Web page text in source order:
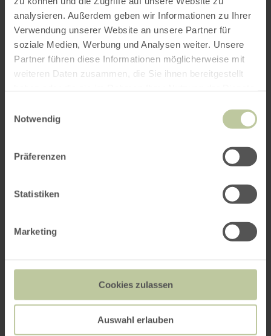
analysieren. Außerdem geben wir Informationen zu Ihrer
Verwendung unserer Website an unsere Partner für
soziale Medien, Werbung und Analysen weiter. Unsere
Partner führen diese Informationen möglicherweise mit
weiteren Daten zusammen, die Sie ihnen bereitgestellt
Notwendig
Präferenzen
Statistiken
Marketing
Cookies zulassen
Auswahl erlauben